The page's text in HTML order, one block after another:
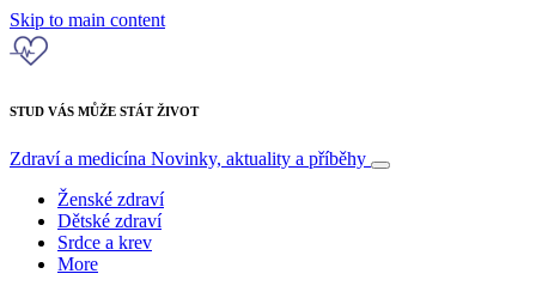
Skip to main content
STUD VÁS MŮŽE STÁT ŽIVOT
Zdraví a medicína Novinky, aktuality a příběhy
Ženské zdraví
Dětské zdraví
Srdce a krev
More